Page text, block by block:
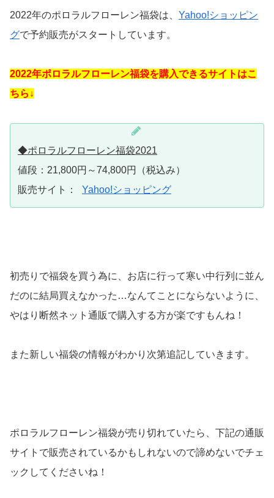
2022年のポロラルフローレン福袋は、 Yahoo!ショッピン
グで予約販売がスタートしています。
2022年ポロラルフローレン福袋を購入できるサイトはこ
ちら↓
◆ポロラルフローレン福袋2021
値段：21,800円～74,800円（税込み）
販売サイト： Yahoo!ショッピング
初売りで福袋を買う為に、お店に行って寒い中行列に並ん
だのに結局買えなかった…なんてことにならないように、
やはり断然ネット通販で購入する方が楽ですもんね！
また新しい福袋の情報がわかり次第追記していきます。
ポロラルフローレン福袋が売り切れていたら、下記の通販
サイトで販売されているかもしれないので諦めないでチェ
ックしてくださいね！